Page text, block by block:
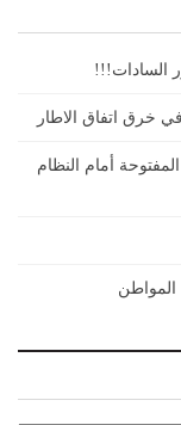
السادات!!!
خرق اتفاق الاطار
أمام النظام
المواطن